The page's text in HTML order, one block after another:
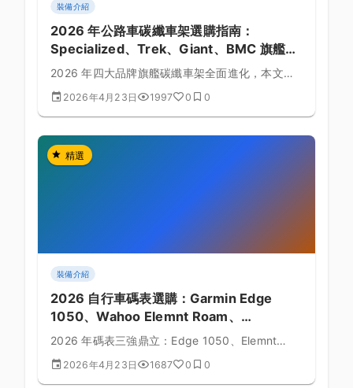
裝備介紹
2026 年公路車碳纖車架選購指南：
Specialized、Trek、Giant、BMC 旗艦對
比
2026 年四大品牌旗艦碳纖車架全面進化，本文從
剛性、空力、重量、台灣售價等面向，幫你挑出最
適合的那一台。
2026年4月23日 1997 0 0
精選
裝備介紹
2026 自行車碼表選購：Garmin Edge
1050、Wahoo Elemnt Roam、
Hammerhead Karoo 3 對決
2026 年碼表三強鼎立：Edge 1050、Elemnt
Roam v2、Karoo 3。本文深度對比功能、操作、
地圖、售價。
2026年4月23日 1687 0 0